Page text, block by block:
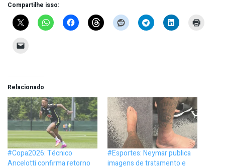
Compartilhe isso:
Relacionado
#Copa2026: Técnico
Ancelotti confirma retorno
#Esportes: Neymar publica
imagens de tratamento e